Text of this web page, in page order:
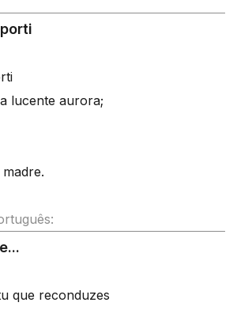
lucente aurora;
que reconduzes